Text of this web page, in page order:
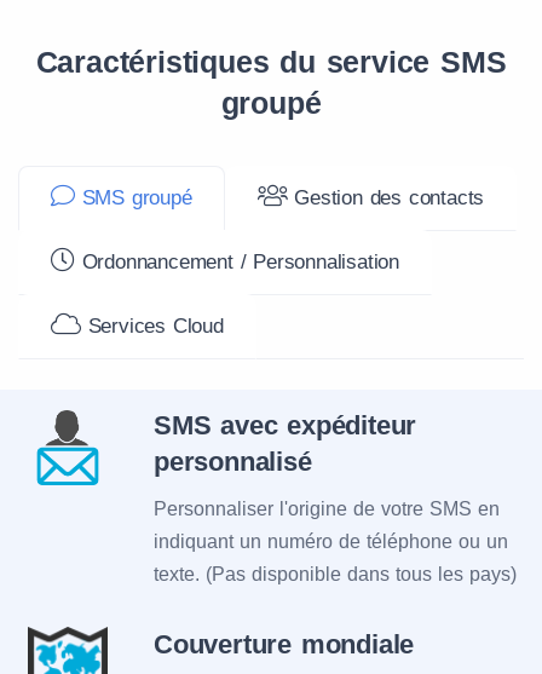
Caractéristiques du service SMS
groupé
SMS groupé Gestion des contacts
Ordonnancement / Personnalisation
Services Cloud
SMS avec expéditeur
personnalisé
Personnaliser l'origine de votre SMS en
indiquant un numéro de téléphone ou un
texte. (Pas disponible dans tous les pays)
Couverture mondiale